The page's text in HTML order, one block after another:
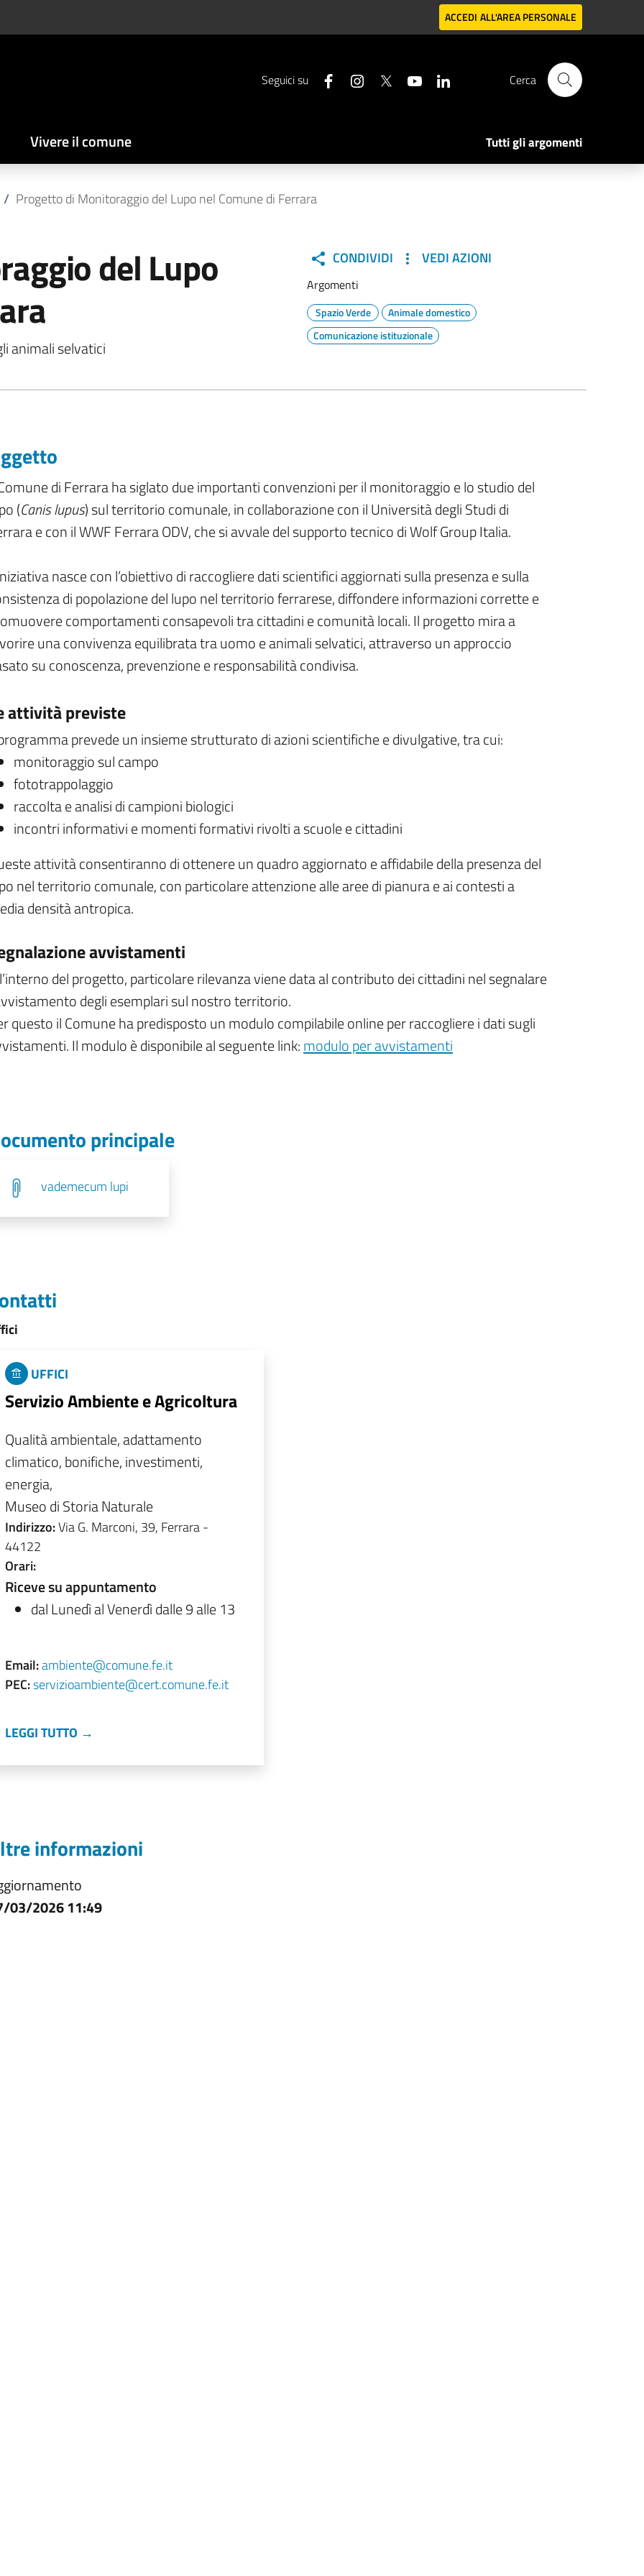
ACCEDI ALL'AREA PERSONALE
Seguici su Cerca
Vivere il comune Tutti gli argomenti
/ Progetto di Monitoraggio del Lupo nel Comune di Ferrara
del Lupo
animali selvatici
CONDIVIDI VEDI AZIONI
Argomenti
Spazio Verde
Animale domestico
Comunicazione istituzionale
di Ferrara ha siglato due importanti convenzioni per il monitoraggio e lo studio del
(Canis lupus) sul territorio comunale, in collaborazione con il Università degli Studi di
e con il WWF Ferrara ODV, che si avvale del supporto tecnico di Wolf Group Italia.
nasce con l’obiettivo di raccogliere dati scientifici aggiornati sulla presenza e sulla
di popolazione del lupo nel territorio ferrarese, diffondere informazioni corrette e
comportamenti consapevoli tra cittadini e comunità locali. Il progetto mira a
una convivenza equilibrata tra uomo e animali selvatici, attraverso un approccio
su conoscenza, prevenzione e responsabilità condivisa.
attività previste
prevede un insieme strutturato di azioni scientifiche e divulgative, tra cui:
monitoraggio sul campo
fototrappolaggio
raccolta e analisi di campioni biologici
incontri informativi e momenti formativi rivolti a scuole e cittadini
attività consentiranno di ottenere un quadro aggiornato e affidabile della presenza del
nel territorio comunale, con particolare attenzione alle aree di pianura e ai contesti a
densità antropica.
avvistamenti
del progetto, particolare rilevanza viene data al contributo dei cittadini nel segnalare
degli esemplari sul nostro territorio.
questo il Comune ha predisposto un modulo compilabile online per raccogliere i dati sugli
Il modulo è disponibile al seguente link:modulo per avvistamenti
principale
vademecum lupi
UFFICI
Servizio Ambiente e Agricoltura
Qualità ambientale, adattamento
climatico, bonifiche, investimenti,
energia,
Museo di Storia Naturale
Indirizzo:Via G. Marconi, 39, Ferrara -
44122
Orari:
Riceve su appuntamento
dal Lunedì al Venerdì dalle 9 alle 13
Email:ambiente@comune.fe.it
PEC:servizioambiente@cert.comune.fe.it
LEGGI TUTTO →
informazioni
03/2026 11:49